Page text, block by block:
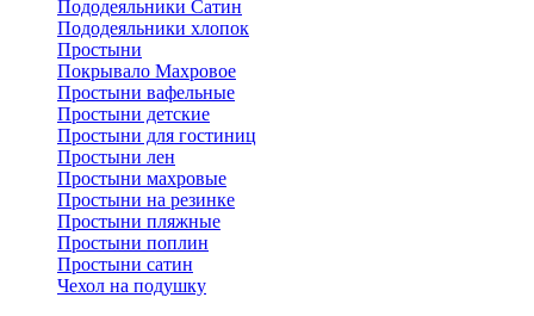
Пододеяльники Сатин
Пододеяльники хлопок
Простыни
Покрывало Махровое
Простыни вафельные
Простыни детские
Простыни для гостиниц
Простыни лен
Простыни махровые
Простыни на резинке
Простыни пляжные
Простыни поплин
Простыни сатин
Чехол на подушку